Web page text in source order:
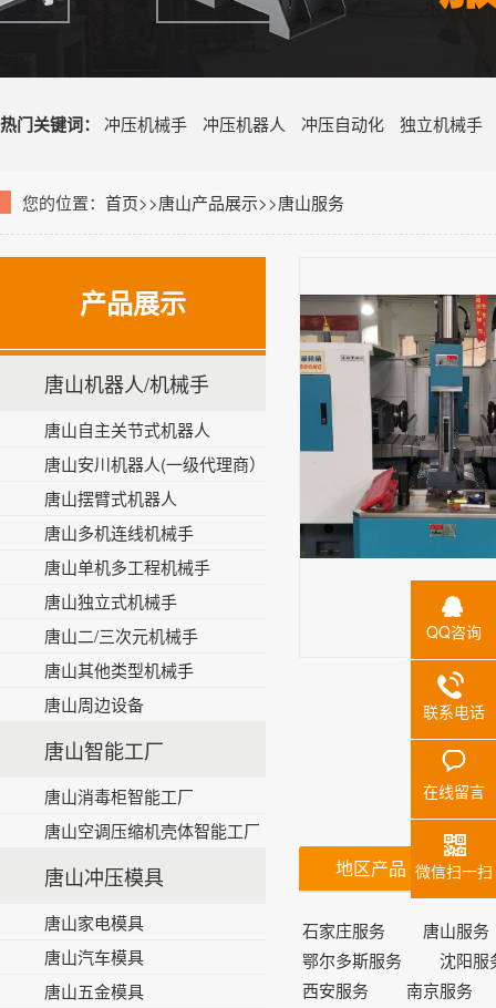
热门关键词： 冲压机械手 冲压机器人 冲压自动化 独立机械手
您的位置： 首页>>唐山产品展示>>唐山服务
产品展示
唐山机器人/机械手
唐山自主关节式机器人
唐山安川机器人(一级代理商）
唐山摆臂式机器人
唐山多机连线机械手
唐山单机多工程机械手
唐山独立式机械手
唐山二/三次元机械手
唐山其他类型机械手
唐山周边设备
唐山智能工厂
唐山消毒柜智能工厂
唐山空调压缩机壳体智能工厂
唐山冲压模具
唐山家电模具
唐山汽车模具
唐山五金模具
唐山加工
详情点击
地区产品
石家庄服务
唐山服务
鄂尔多斯服务
沈阳服
西安服务
南京服务
QQ咨询
联系电话
在线留言
微信扫一扫